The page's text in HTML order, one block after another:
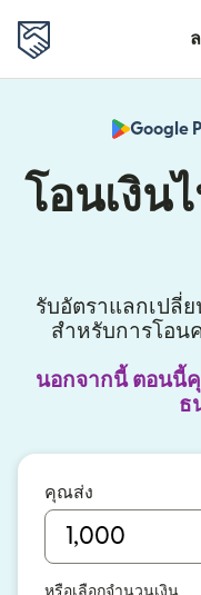
Google
โอนเงิน
รับอัตราแลกเปลี่
สำหรับการโอน
นอกจากนี้ ตอนนี้
ธ
คุณส่ง
หรือเลือกจำนวนเงิน